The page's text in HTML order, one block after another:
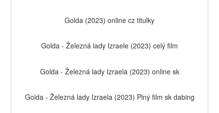
Golda (2023) online cz titulky
Golda - Železná lady Izraele (2023) celý film
Golda - Železná lady Izraela (2023) online sk
Golda - Železná lady Izraela (2023) Plný film sk dabing